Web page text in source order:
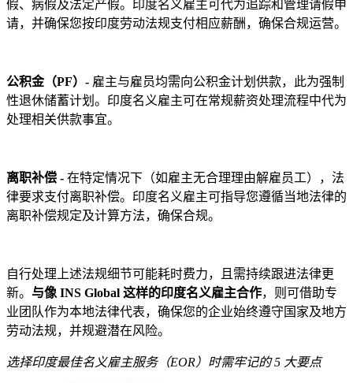
假、病假及法定产假。印度名义雇主可代为追踪和管理请假申
请，并确保您按印度劳动法规支付相应薪酬，确保合规运营。
公积金（PF）- 雇主与雇员均需向公积金计划供款，此为强制
性退休储蓄计划。印度名义雇主可在常规薪资处理流程中代为
处理相关供款事宜。
离职补偿 - 在特定情况下（如雇主无合理理由解雇员工），法
律要求支付离职补偿。印度名义雇主可指导您遵循当地法律的
离职补偿规定及计算方法，确保合规。
自行处理上述法规细节可能耗时费力，且需持续跟进法律更
新。 与像 INS Global 这样的印度名义雇主合作，则可借助专
业团队作为本地法律代表，确保您的企业始终遵守国家及地方
劳动法规，并规避潜在风险。
选择印度最佳名义雇主服务（EOR）时需牢记的 5 大要点